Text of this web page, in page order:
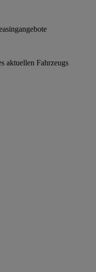
aktuellen Fahrzeugs